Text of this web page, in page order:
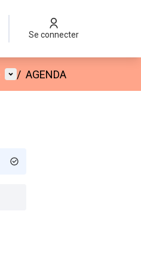
Se connecter
Menu utilisateur
/ AGENDA